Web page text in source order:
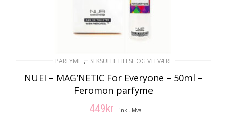
PARFYME , SEKSUELL HELSE OG VELVÆRE
NUEI – MAG’NETIC For Everyone – 50ml –
Feromon parfyme
449kr inkl. Mva